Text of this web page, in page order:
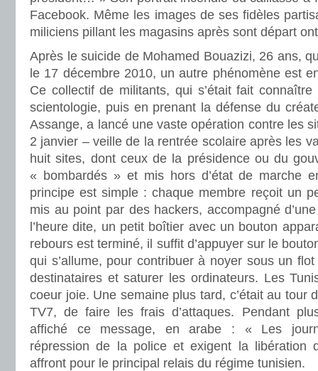
Facebook. Même les images de ses fidèles
miliciens pillant les magasins après sont départ
Après le suicide de Mohamed Bouazizi, 26 ans,
le 17 décembre 2010, un autre phénomène est
Ce collectif de militants, qui s’était fait connaître
scientologie, puis en prenant la défense du
Assange, a lancé une vaste opération contre les
2 janvier – veille de la rentrée scolaire après les
huit sites, dont ceux de la présidence ou du
« bombardés » et mis hors d’état de marche
principe est simple : chaque membre reçoit un
mis au point par des hackers, accompagné
l’heure dite, un petit boîtier avec un bouton
rebours est terminé, il suffit d’appuyer sur le
qui s’allume, pour contribuer à noyer sous un
destinataires et saturer les ordinateurs. Les
coeur joie. Une semaine plus tard, c’était au tour
TV7, de faire les frais d’attaques. Pendant
affiché ce message, en arabe : « Les
répression de la police et exigent la libération
affront pour le principal relais du régime tunisien.